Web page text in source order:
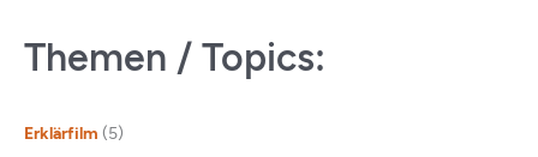
Themen / Topics:
Erklärfilm (5)